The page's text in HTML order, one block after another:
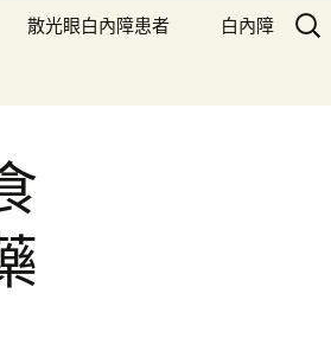
散光眼白內障患者 白內障
搜
尋